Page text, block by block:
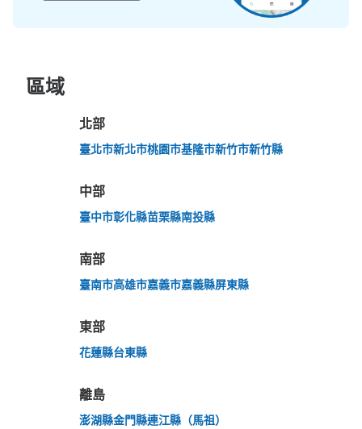
區域
北部
臺北市新北市桃園市基隆市新竹市新竹縣
中部
臺中市彰化縣苗栗縣南投縣
南部
臺南市高雄市嘉義市嘉義縣屏東縣
東部
花蓮縣台東縣
離島
澎湖縣金門縣連江縣（馬祖）